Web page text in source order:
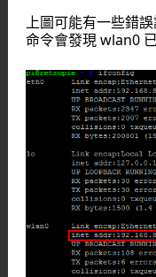
上圖可能有一些錯
命令會發現 wlan0